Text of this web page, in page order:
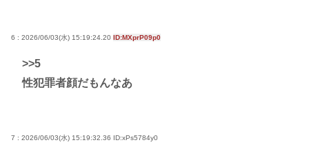
6 : 2026/06/03(水) 15:19:24.20 ID:MXprP09p0
>>5
性犯罪者顔だもんなあ
7 : 2026/06/03(水) 15:19:32.36 ID:xPs5784y0